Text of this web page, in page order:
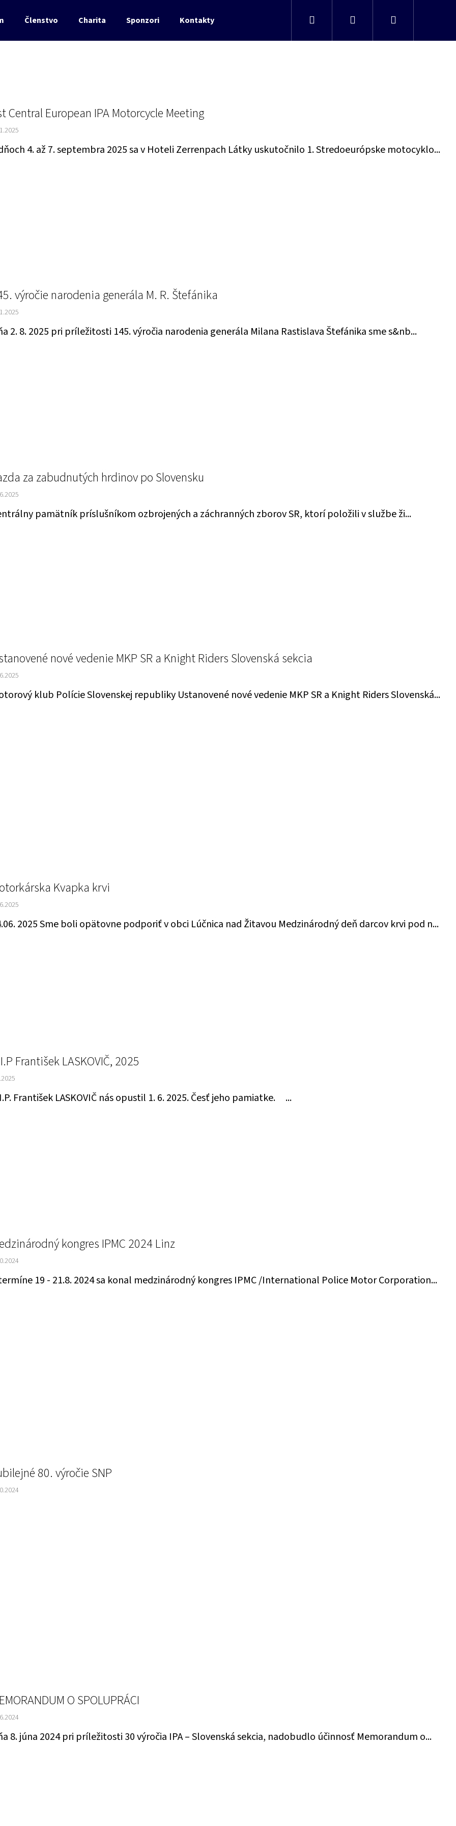
Členstvo Charita Sponzori Kontakty Hľadať PrihlásenieNákupný
Central European IPA Motorcycle Meeting
4. až 7. septembra 2025 sa v Hoteli Zerrenpach Látky uskutočnilo 1. Stredoeurópske motocyklo...
výročie narodenia generála M. R. Štefánika
2. 8. 2025 pri príležitosti 145. výročia narodenia generála Milana Rastislava Štefánika sme s&nb...
za zabudnutých hrdinov po Slovensku
pamätník príslušníkom ozbrojených a záchranných zborov SR, ktorí položili v službe ži...
nové vedenie MKP SR a Knight Riders Slovenská sekcia
klub Polície Slovenskej republiky Ustanovené nové vedenie MKP SR a Knight Riders Slovenská...
Kvapka krvi
2025 Sme boli opätovne podporiť v obci Lúčnica nad Žitavou Medzinárodný deň darcov krvi pod n...
František LASKOVIČ, 2025
František LASKOVIČ nás opustil 1. 6. 2025. Česť jeho pamiatke. ...
kongres IPMC 2024 Linz
19 - 21.8. 2024 sa konal medzinárodný kongres IPMC /International Police Motor Corporation...
80. výročie SNP
O SPOLUPRÁCI
8. júna 2024 pri príležitosti 30 výročia IPA – Slovenská sekcia, nadobudlo účinnosť Memorandum o...